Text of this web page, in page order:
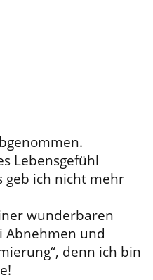
Lebensgefühl
geb ich nicht mehr
wunderbaren
Abnehmen und
denn ich bin